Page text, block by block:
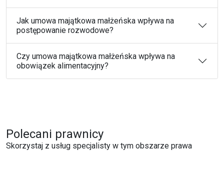
Jak umowa majątkowa małżeńska wpływa na
postępowanie rozwodowe?
Czy umowa majątkowa małżeńska wpływa na
obowiązek alimentacyjny?
Polecani prawnicy
Skorzystaj z usług specjalisty w tym obszarze prawa